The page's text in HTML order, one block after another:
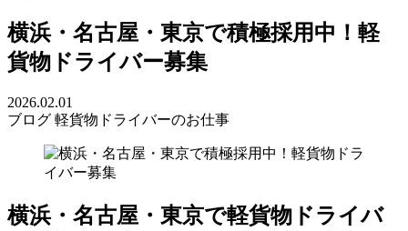
横浜・名古屋・東京で積極採用中！軽
貨物ドライバー募集
2026.02.01
ブログ 軽貨物ドライバーのお仕事
横浜・名古屋・東京で軽貨物ドライバ